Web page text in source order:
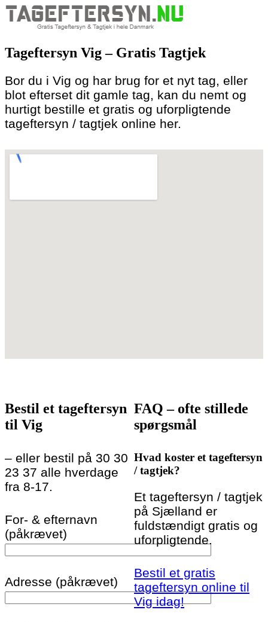
to
content
Tageftersyn Vig – Gratis Tagtjek
Bor du i Vig og har brug for et nyt tag, eller
blot efterset dit gamle tag, kan du nemt og
hurtigt bestille et gratis og uforpligtende
tageftersyn / tagtjek online her.
Bestil et tageftersyn
til Vig
– eller bestil på 30 30
23 37 alle hverdage
fra 8-17.
For- & efternavn
(påkrævet)
Adresse (påkrævet)
FAQ – ofte stillede
spørgsmål
Hvad koster et tageftersyn
/ tagtjek?
Et tageftersyn / tagtjek
på Sjælland er
fuldstændigt gratis og
uforpligtende.
Bestil et gratis
tageftersyn online til
Vig idag!